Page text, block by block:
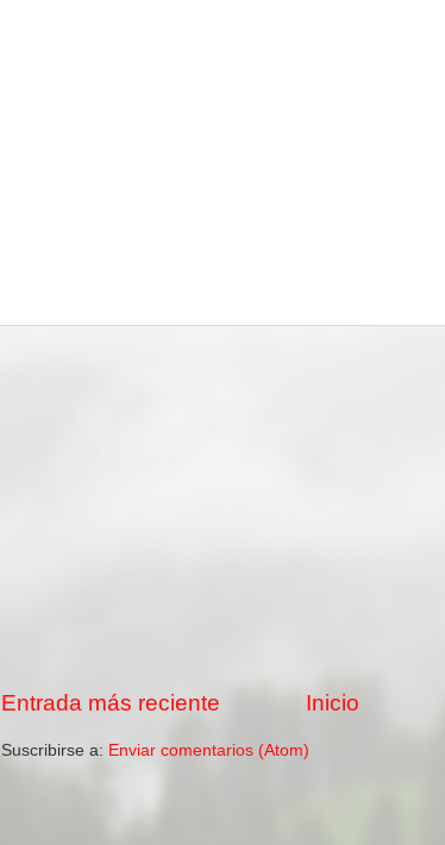
Entrada más reciente Inicio
Suscribirse a: Enviar comentarios (Atom)